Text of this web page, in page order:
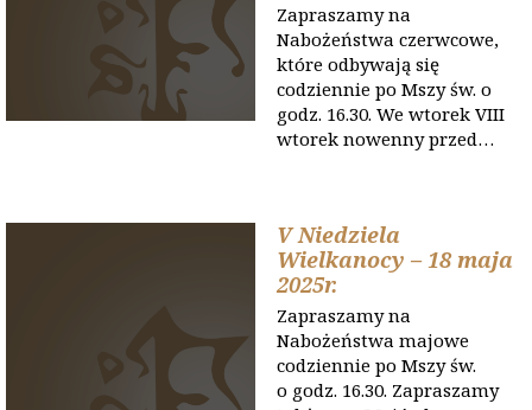
Zapraszamy na
Nabożeństwa czerwcowe,
które odbywają się
codziennie po Mszy św. o
godz. 16.30. We wtorek VIII
wtorek nowenny przed…
V Niedziela
Wielkanocy – 18 maja
2025r.
Zapraszamy na
Nabożeństwa majowe
codziennie po Mszy św.
o godz. 16.30. Zapraszamy